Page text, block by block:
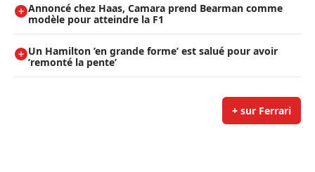
Annoncé chez Haas, Camara prend Bearman comme
modèle pour atteindre la F1
Un Hamilton ’en grande forme’ est salué pour avoir
’remonté la pente’
+ sur Ferrari